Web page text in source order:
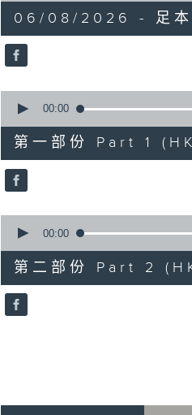
hour,
52
minutes,
0
90%
06/08/2026 - 足
seconds
56
minutes,
0
seconds
90%
00:00
第一部份 Part 1
seconds
56
minutes,
10
seconds
90%
00:00
第二部份 Part 2